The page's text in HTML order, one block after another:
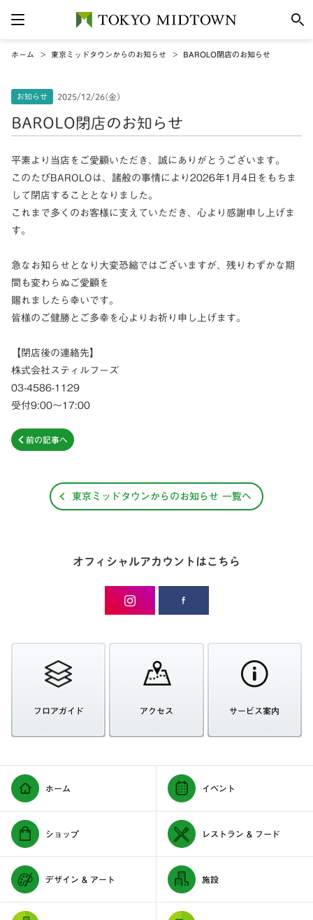
ホーム 東京ミッドタウンからのお知らせ BAROLO閉店のお知らせ
お知らせ 2025/12/26(金)
BAROLO閉店のお知らせ
平素より当店をご愛顧いただき、誠にありがとうございます。
このたびBAROLOは、諸般の事情により2026年1月4日をもちま
して閉店することとなりました。
これまで多くのお客様に支えていただき、心より感謝申し上げま
す。
急なお知らせとなり大変恐縮ではございますが、残りわずかな期
間も変わらぬご愛顧を
賜れましたら幸いです。
皆様のご健勝とご多幸を心よりお祈り申し上げます。
【閉店後の連絡先】
株式会社スティルフーズ
03-4586-1129
受付9:00～17:00
前の記事へ
東京ミッドタウンからのお知らせ 一覧へ
オフィシャルアカウントはこちら
フロアガイド アクセス サービス案内
ホーム イベント
ショップ レストラン & フード
デザイン & アート 施設